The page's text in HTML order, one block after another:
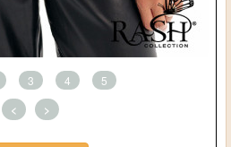
3 4 5
< >